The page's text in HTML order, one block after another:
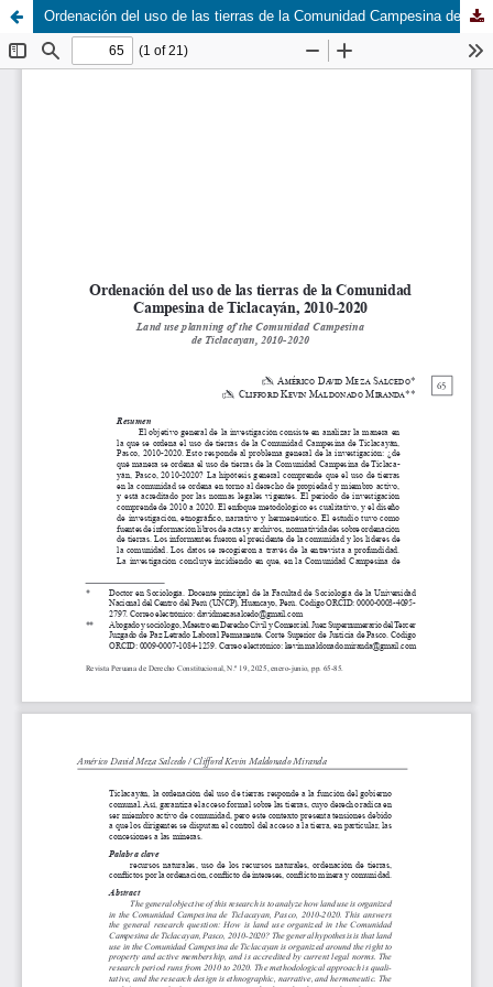
Ordenación del uso de las tierras de la Comunidad Campesina de Ticlacayán, 2010-2020